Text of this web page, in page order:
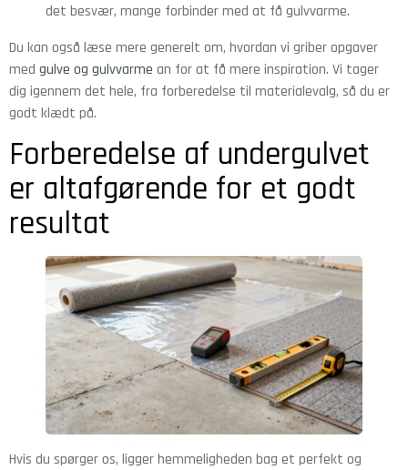
det besvær, mange forbinder med at få gulvvarme.
Du kan også læse mere generelt om, hvordan vi griber opgaver
med gulve og gulvvarme an for at få mere inspiration. Vi tager
dig igennem det hele, fra forberedelse til materialevalg, så du er
godt klædt på.
Forberedelse af undergulvet
er altafgørende for et godt
resultat
Hvis du spørger os, ligger hemmeligheden bag et perfekt og